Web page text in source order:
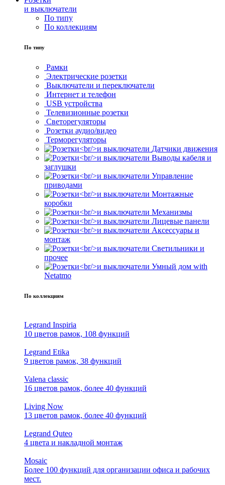
и выключатели
По типу
По коллекциям
По типу
Рамки
Электрические розетки
Выключатели и переключатели
Интернет и телефон
USB устройства
Телевизионные розетки
Светорегуляторы
Розетки аудио/видео
Терморегуляторы
Датчики движения
Выводы кабеля и
заглушки
Управление
приводами
Монтажные
коробки
Механизмы
Лицевые панели
Аксессуары и
монтаж
Светильники и
прочее
Умный дом with
Netatmo
По коллекциям
Legrand Inspiria
10 цветов рамок, 108 функций
Legrand Etika
9 цветов рамок, 38 функций
Valena classic
16 цветов рамок, более 40 функций
Living Now
13 цветов рамок, более 40 функций
Legrand Quteo
4 цвета и накладной монтаж
Mosaic
Более 100 функций для организации офиса и рабочих
мест.